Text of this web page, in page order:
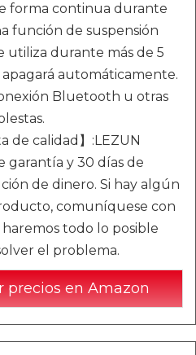
forma continua durante
función de suspensión
utiliza durante más de 5
automáticamente.
Bluetooth u otras
de calidad】:LEZUN
garantía y 30 días de
de dinero. Si hay algún
comuníquese con
todo lo posible
el problema.
precios en Amazon